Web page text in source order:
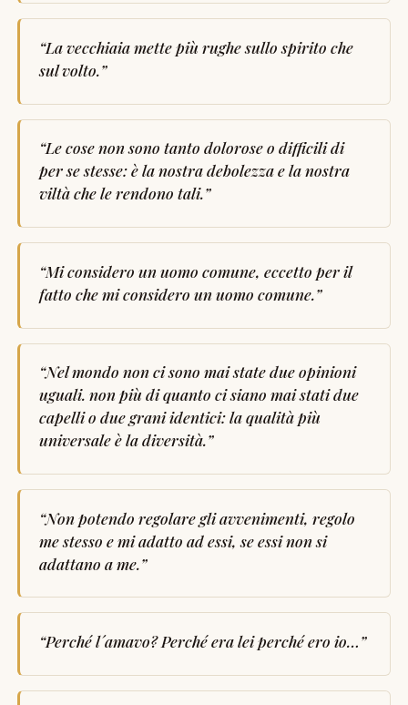
“La vecchiaia mette più rughe sullo spirito che
sul volto.”
“Le cose non sono tanto dolorose o difficili di
per se stesse: è la nostra debolezza e la nostra
viltà che le rendono tali.”
“Mi considero un uomo comune, eccetto per il
fatto che mi considero un uomo comune.”
“Nel mondo non ci sono mai state due opinioni
uguali. non più di quanto ci siano mai stati due
capelli o due grani identici: la qualità più
universale è la diversità.”
“Non potendo regolare gli avvenimenti, regolo
me stesso e mi adatto ad essi, se essi non si
adattano a me.”
“Perché l´amavo? Perché era lei perché ero io…”